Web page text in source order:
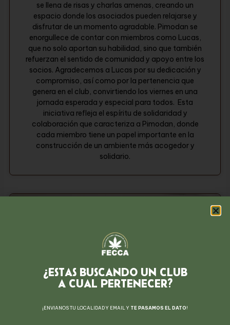
se llena de risas y charlas amenas, creando un
espacio donde los asociados pueden relajarse y
disfrutar de un momento agradable. Pimodan se
enorgullece de contar con miembros como Lucas,
que no solo aportan su habilidad, sino que también
refuerzan el sentido de comunidad y apoyo entre los
socios. Agradecemos a Lucas por su dedicación y
compromiso, así como por la pertenencia que
genera en el club, convirtiendo los viernes en una
jornada esperada y especial para todos. Esta
iniciativa refleja el espíritu de solidaridad y
colaboración que caracteriza a Pimodan, donde
cada miembro tiene un papel importante en la
construcción de un ambiente más acogedor y
solidario.
¿ESTAS BUSCANDO UN CLUB
A CUAL PERTENECER?
¡ENVIANOS TU LOCALIDAD Y EMAIL Y TE PASAMOS EL DATO!